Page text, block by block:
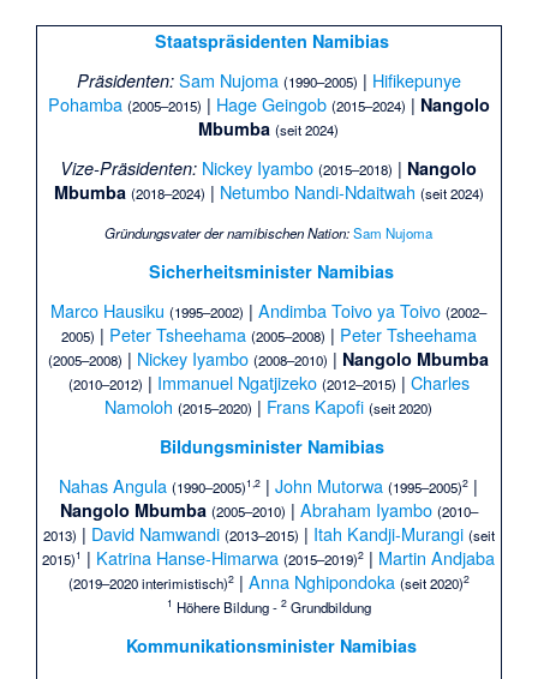
Staatspräsidenten Namibias
Präsidenten: Sam Nujoma (1990–2005) | Hifikepunye
Pohamba (2005–2015) | Hage Geingob (2015–2024) | Nangolo
Mbumba (seit 2024)
Vize-Präsidenten: Nickey Iyambo (2015–2018) | Nangolo
Mbumba (2018–2024) | Netumbo Nandi-Ndaitwah (seit 2024)
Gründungsvater der namibischen Nation: Sam Nujoma
Sicherheitsminister Namibias
Marco Hausiku (1995–2002) |Andimba Toivo ya Toivo (2002–
2005) | Peter Tsheehama (2005–2008) | Peter Tsheehama
(2005–2008) | Nickey Iyambo (2008–2010) | Nangolo Mbumba
(2010–2012) | Immanuel Ngatjizeko (2012–2015) | Charles
Namoloh (2015–2020) | Frans Kapofi (seit 2020)
Bildungsminister Namibias
Nahas Angula (1990–2005)1,2 |John Mutorwa (1995–2005)2 |
Nangolo Mbumba (2005–2010) | Abraham Iyambo (2010–
2013) | David Namwandi (2013–2015) | Itah Kandji-Murangi (seit
2015)1 | Katrina Hanse-Himarwa (2015–2019)2 | Martin Andjaba
(2019–2020 interimistisch)2| Anna Nghipondoka (seit 2020)2
1 Höhere Bildung - 2Grundbildung
Kommunikationsminister Namibias